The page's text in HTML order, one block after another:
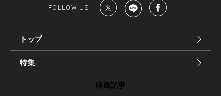
FOLLOW US
トップ
特集
映画記事